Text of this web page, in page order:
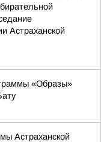
Астраханской
«Образы»
Астраханской